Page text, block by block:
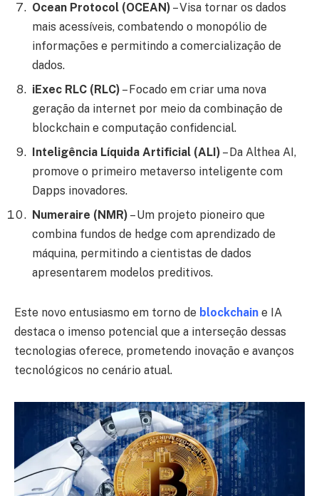
Ocean Protocol (OCEAN) – Visa tornar os dados
mais acessíveis, combatendo o monopólio de
informações e permitindo a comercialização de
dados.
iExec RLC (RLC) – Focado em criar uma nova
geração da internet por meio da combinação de
blockchain e computação confidencial.
Inteligência Líquida Artificial (ALI) – Da Althea AI,
promove o primeiro metaverso inteligente com
Dapps inovadores.
Numeraire (NMR) – Um projeto pioneiro que
combina fundos de hedge com aprendizado de
máquina, permitindo a cientistas de dados
apresentarem modelos preditivos.
Este novo entusiasmo em torno de blockchain e IA
destaca o imenso potencial que a interseção dessas
tecnologias oferece, prometendo inovação e avanços
tecnológicos no cenário atual.